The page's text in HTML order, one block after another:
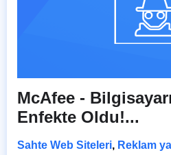
McAfee -
Enfekte Oldu!...
Sahte Web Siteleri, Reklam